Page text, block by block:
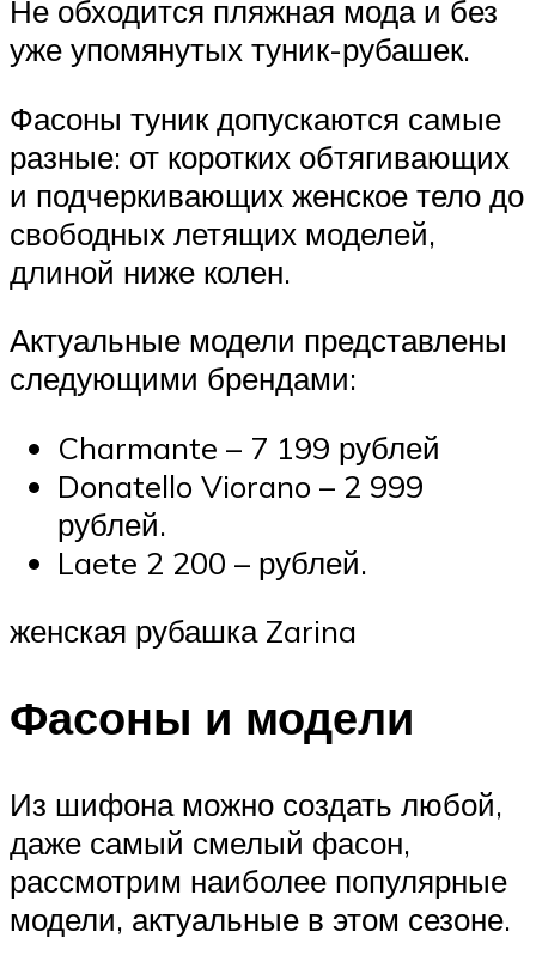
Не обходится пляжная мода и без
уже упомянутых туник-рубашек.
Фасоны туник допускаются самые
разные: от коротких обтягивающих
и подчеркивающих женское тело до
свободных летящих моделей,
длиной ниже колен.
Актуальные модели представлены
следующими брендами:
Charmante – 7 199 рублей
Donatello Viorano – 2 999
рублей.
Laete 2 200 – рублей.
женская рубашка Zarina
Фасоны и модели
Из шифона можно создать любой,
даже самый смелый фасон,
рассмотрим наиболее популярные
модели, актуальные в этом сезоне.